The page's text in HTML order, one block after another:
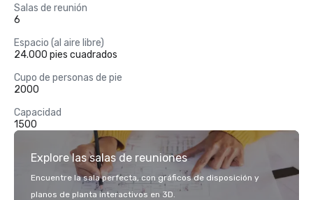
Salas de reunión
6
Espacio (al aire libre)
24.000 pies cuadrados
Cupo de personas de pie
2000
Capacidad
1500
Explore las salas de reuniones
Encuentre la sala perfecta, con gráficos de disposición y
planos de planta interactivos en 3D.